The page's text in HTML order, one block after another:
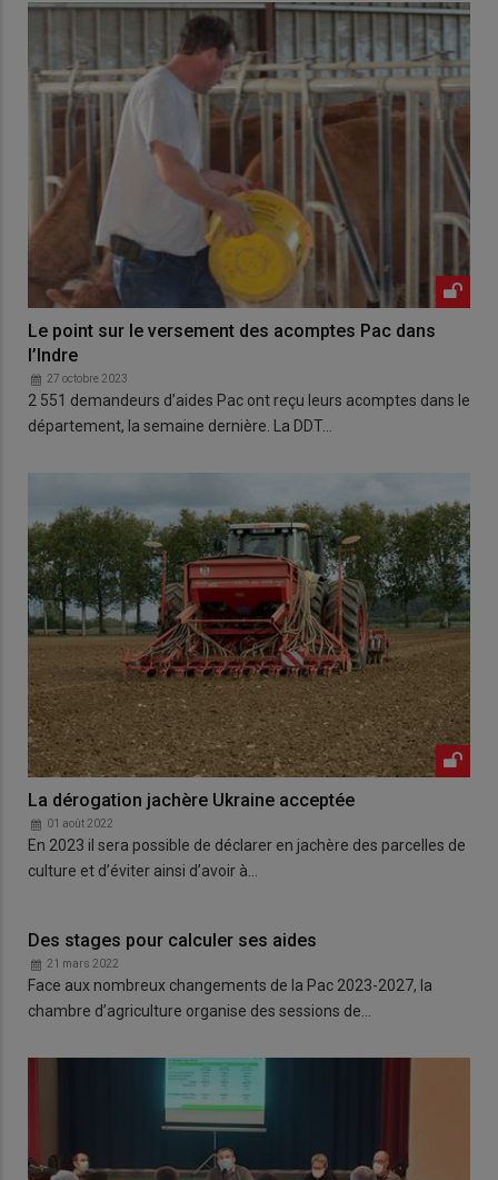
Le point sur le versement des acomptes Pac dans
l’Indre
27 octobre 2023
2 551 demandeurs d’aides Pac ont reçu leurs acomptes dans le
département, la semaine dernière. La DDT…
La dérogation jachère Ukraine acceptée
01 août 2022
En 2023 il sera possible de déclarer en jachère des parcelles de
culture et d’éviter ainsi d’avoir à…
Des stages pour calculer ses aides
21 mars 2022
Face aux nombreux changements de la Pac 2023-2027, la
chambre d’agriculture organise des sessions de…